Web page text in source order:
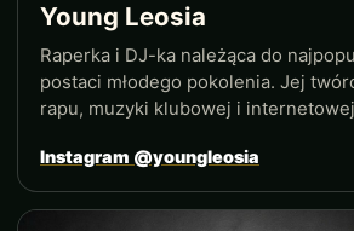
Young Leosia
Raperka i DJ-ka należąca do
postaci młodego pokolenia. Jej
rapu, muzyki klubowej i
Instagram @youngleosia